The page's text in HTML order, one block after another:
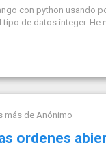
con python usando
tipo de datos integer.
más deAnónimo
ordenes